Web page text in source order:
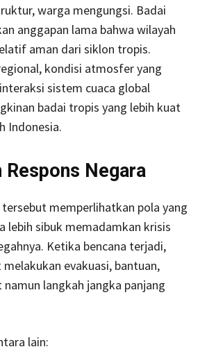
warga mengungsi. Badai
anggapan lama bahwa wilayah
aman dari siklon tropis.
kondisi atmosfer yang
sistem cuaca global
badai tropis yang lebih kuat
Indonesia.
Respons Negara
memperlihatkan pola yang
lebih sibuk memadamkan krisis
Ketika bencana terjadi,
evakuasi, bantuan,
langkah jangka panjang
lain: